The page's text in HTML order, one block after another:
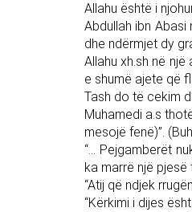
Allahu është i
Abdullah ibn
dhe ndërmjet dy
Allahu xh.sh në një
e shumë ajete që
Tash do të cekim
Muhamedi a.s
mesojë fenë)”.
“… Pejgamberët
ka marrë një pjesë
“Atij që ndjek
“Kërkimi i dijes